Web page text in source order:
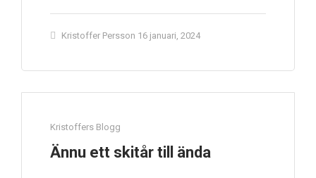
Kristoffer Persson 16 januari, 2024
Kristoffers Blogg
Ännu ett skitår till ända